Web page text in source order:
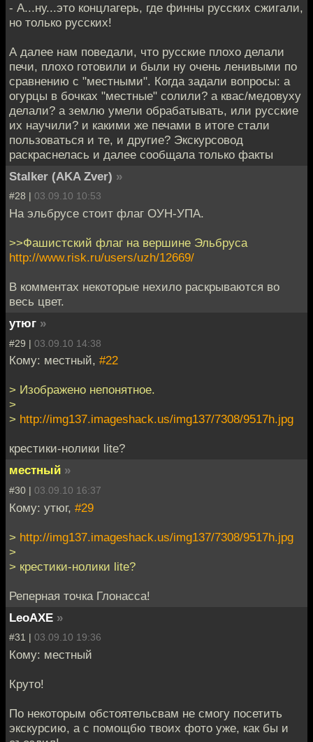
- А...ну...это концлагерь, где финны русских сжигали,
но только русских!
А далее нам поведали, что русские плохо делали
печи, плохо готовили и были ну очень ленивыми по
сравнению с "местными". Когда задали вопросы: а
огурцы в бочках "местные" солили? а квас/медовуху
делали? а землю умели обрабатывать, или русские
их научили? и какими же печами в итоге стали
пользоваться и те, и другие? Экскурсовод
раскраснелась и далее сообщала только факты
Stalker (AKA Zver) »
#28 | 03.09.10 10:53
На эльбрусе стоит флаг ОУН-УПА.
>>Фашистский флаг на вершине Эльбруса
http://www.risk.ru/users/uzh/12669/
В комментах некоторые нехило раскрываются во
весь цвет.
утюг »
#29 | 03.09.10 14:38
Кому: местный, #22
> Изображено непонятное.
>
> http://img137.imageshack.us/img137/7308/9517h.jpg
крестики-нолики lite?
местный »
#30 | 03.09.10 16:37
Кому: утюг, #29
> http://img137.imageshack.us/img137/7308/9517h.jpg
>
> крестики-нолики lite?
Реперная точка Глонасса!
LeoAXE »
#31 | 03.09.10 19:36
Кому: местный
Круто!
По некоторым обстоятельсвам не смогу посетить
экскурсию, а с помощбю твоих фото уже, как бы и